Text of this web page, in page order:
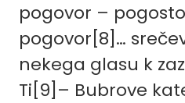
pogovor –
pogovor[8]…
nekega glasu k
Ti[9]– Bubrove